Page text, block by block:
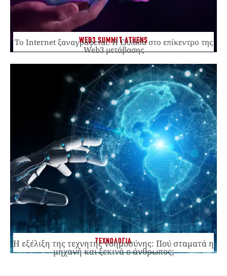
WEB3 SUMMIT ATHENS
Το Internet ξαναγράφεται. Η Ελλάδα στο επίκεντρο της
Web3 μετάβασης
ΤΕΧΝΟΛΟΓΙΑ
Η εξέλιξη της τεχνητής νοημοσύνης: Πού σταματά η
μηχανή και ξεκινά ο άνθρωπος;